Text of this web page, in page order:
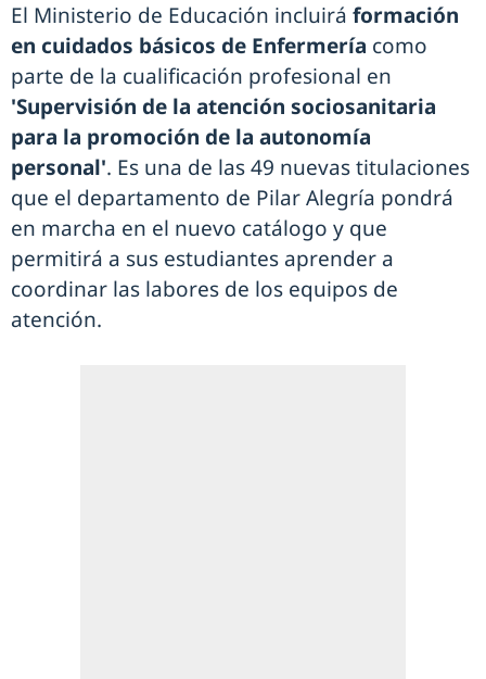
El Ministerio de Educación incluirá formación
en cuidados básicos de Enfermería como
parte de la cualificación profesional en
'Supervisión de la atención sociosanitaria
para la promoción de la autonomía
personal'. Es una de las 49 nuevas titulaciones
que el departamento de Pilar Alegría pondrá
en marcha en el nuevo catálogo y que
permitirá a sus estudiantes aprender a
coordinar las labores de los equipos de
atención.